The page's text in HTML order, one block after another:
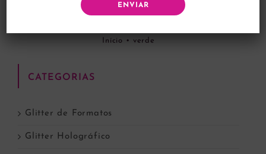
Início • verde
CATEGORIAS
Glitter de Formatos
Glitter Holográfico
ENVIAR